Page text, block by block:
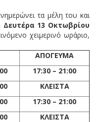
τα μέλη του και
13 Οκτωβρίου
χειμερινό ωράριο,
ΑΠΟΓΕΥΜΑ
17:30 – 21:00
ΚΛΕΙΣΤΑ
17:30 – 21:00
ΚΛΕΙΣΤΑ